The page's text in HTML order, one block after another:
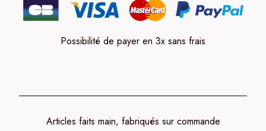
Possibilité de payer en 3x sans frais
Articles faits main, fabriqués sur commande